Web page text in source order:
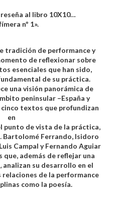
al libro 10X10…
nº 1».
tradición de performance y
de reflexionar sobre
esenciales que han sido,
de su práctica.
una visión panorámica de
peninsular –España y
textos que profundizan
en
punto de vista de la práctica,
Bartolomé Ferrando, Isidoro
Campal y Fernando Aguiar
además de reflejar una
su desarrollo en el
de la performance
como la poesía.